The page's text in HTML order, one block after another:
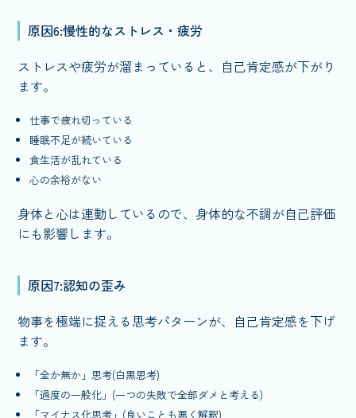
原因6:慢性的なストレス・疲労
ストレスや疲労が溜まっていると、自己肯定感が下がり
ます。
仕事で疲れ切っている
睡眠不足が続いている
食生活が乱れている
心の余裕がない
身体と心は連動しているので、身体的な不調が自己評価
にも影響します。
原因7:認知の歪み
物事を極端に捉える思考パターンが、自己肯定感を下げ
ます。
「全か無か」思考(白黒思考)
「過度の一般化」(一つの失敗で全部ダメと考える)
「マイナス化思考」(良いことも悪く解釈)